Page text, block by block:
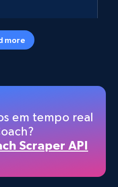
Top reviews, and
percent, and more.
more
em tempo real
Scraper API